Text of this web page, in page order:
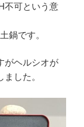
不可という意
鍋です。
がヘルシオが
した。